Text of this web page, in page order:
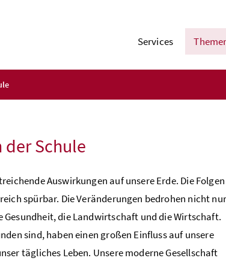
Services
der Schule
Auswirkungen auf unsere Erde. Die Folgen
spürbar. Die Veränderungen bedrohen nicht
Gesundheit, die Landwirtschaft und die Wirtschaft.
sind, haben einen großen Einfluss auf unsere
tägliches Leben. Unsere moderne Gesellschaft